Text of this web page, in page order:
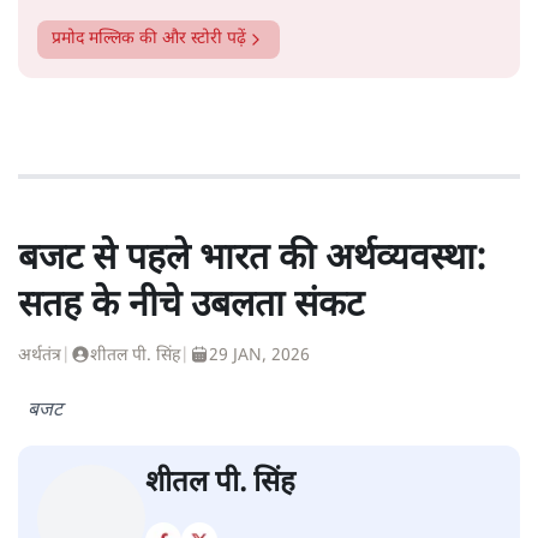
प्रमोद मल्लिक की और स्टोरी पढ़ें
बजट से पहले भारत की अर्थव्यवस्था:
सतह के नीचे उबलता संकट
अर्थतंत्र शीतल पी. सिंह| 29 JAN, 2026